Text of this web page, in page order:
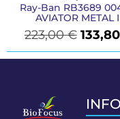
Ray-Ban RB3689
AVIATOR METAL
223,00€ 133,80